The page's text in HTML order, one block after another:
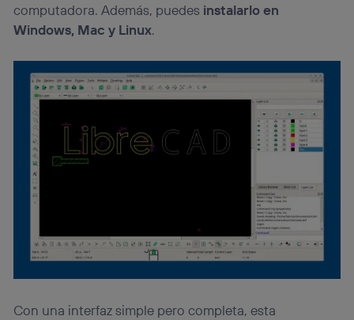
computadora. Además, puedes instalarlo en
Windows, Mac y Linux.
Con una interfaz simple pero completa, esta